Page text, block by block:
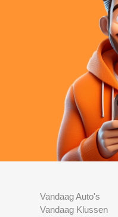
Vandaag Auto's
Vandaag Klussen